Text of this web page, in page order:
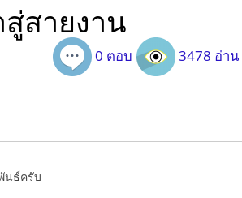
สายงาน
0 ตอบ 3478 อ่าน
นธ์ครับ